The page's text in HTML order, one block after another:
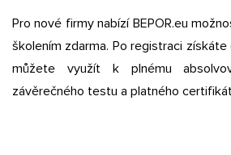
Pro nové firmy nabízí BEPOR.eu
školením zdarma. Po registraci
můžete využít k plnému
závěrečného testu a platného